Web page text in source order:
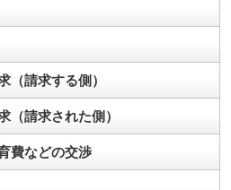
（請求する側）
（請求された側）
費などの交渉